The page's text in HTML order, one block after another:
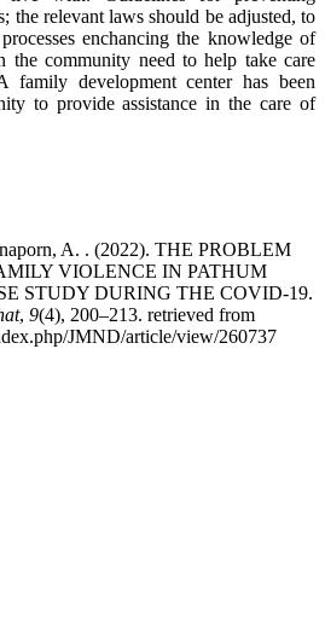
the relevant laws should be adjusted, to
enchancing the knowledge of
the community need to help take care
family development center has been
to provide assistance in the care of
A. . (2022). THE PROBLEM
VIOLENCE IN PATHUM
STUDY DURING THE COVID-19.
, 9(4), 200–213. retrieved from
JMND/article/view/260737